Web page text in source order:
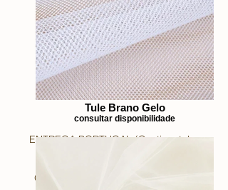
ENTREGA PORTUGAL (Continental e
OFERTA de Capa Guarda-Vestido!
Tule Brano Gelo
consultar disponibilidade